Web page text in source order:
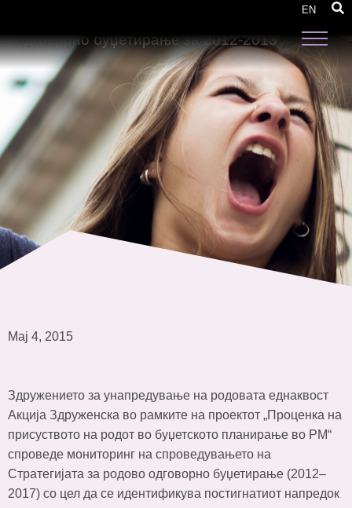
EN
одговорно буџетирање за 2012-2013
Мај 4, 2015
Здружението за унапредување на родовата еднаквост
Акција Здруженска во рамките на проектот „Проценка на
присуството на родот во буџетското планирање во РМ“
спроведе мониторинг на спроведувањето на
Стратегијата за родово одговорно буџетирање (2012‒
2017) со цел да се идентификува постигнатиот напредок